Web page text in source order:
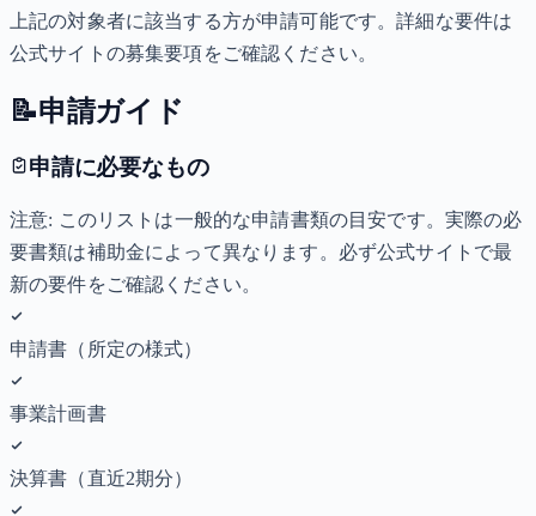
上記の対象者に該当する方が申請可能です。詳細な要件は
公式サイトの募集要項をご確認ください。
📝申請ガイド
申請に必要なもの
注意: このリストは一般的な申請書類の目安です。実際の必
要書類は補助金によって異なります。必ず公式サイトで最
新の要件をご確認ください。
申請書（所定の様式）
事業計画書
決算書（直近2期分）